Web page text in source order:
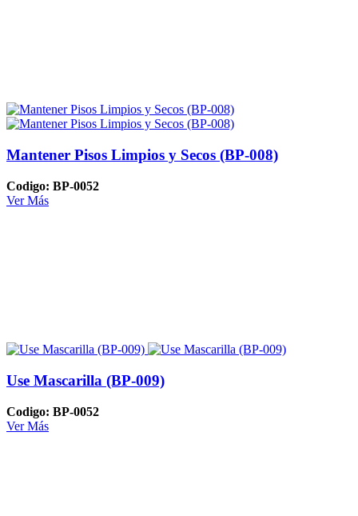
Mantener Pisos Limpios y Secos (BP-008)
Codigo: BP-0052
Ver Más
Use Mascarilla (BP-009)
Codigo: BP-0052
Ver Más